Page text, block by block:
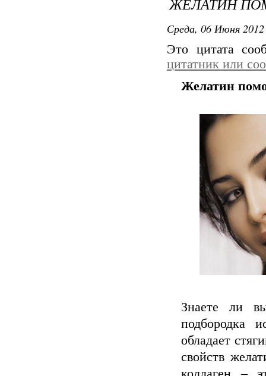
Среда, 06 Июня
Это цитата
цитатник или
Желатин
Знаете ли
подбородка
обладает
свойств